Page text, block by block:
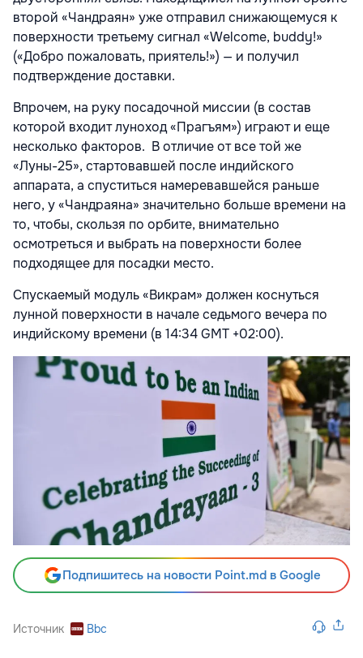
второй «Чандраян» уже отправил снижающемуся к
поверхности третьему сигнал «Welcome, buddy!»
(«Добро пожаловать, приятель!») — и получил
подтверждение доставки.
Впрочем, на руку посадочной миссии (в состав
которой входит луноход «Прагъям») играют и еще
несколько факторов. В отличие от все той же
«Луны-25», стартовавшей после индийского
аппарата, а спуститься намеревавшейся раньше
него, у «Чандраяна» значительно больше времени на
то, чтобы, скользя по орбите, внимательно
осмотреться и выбрать на поверхности более
подходящее для посадки место.
Спускаемый модуль «Викрам» должен коснуться
лунной поверхности в начале седьмого вечера по
индийскому времени (в 14:34 GMT +02:00).
Подпишитесь на новости Point.md в Google
Источник Bbc